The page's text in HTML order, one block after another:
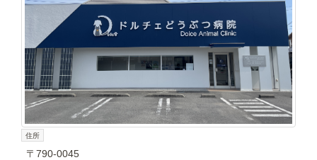
住所
〒790-0045